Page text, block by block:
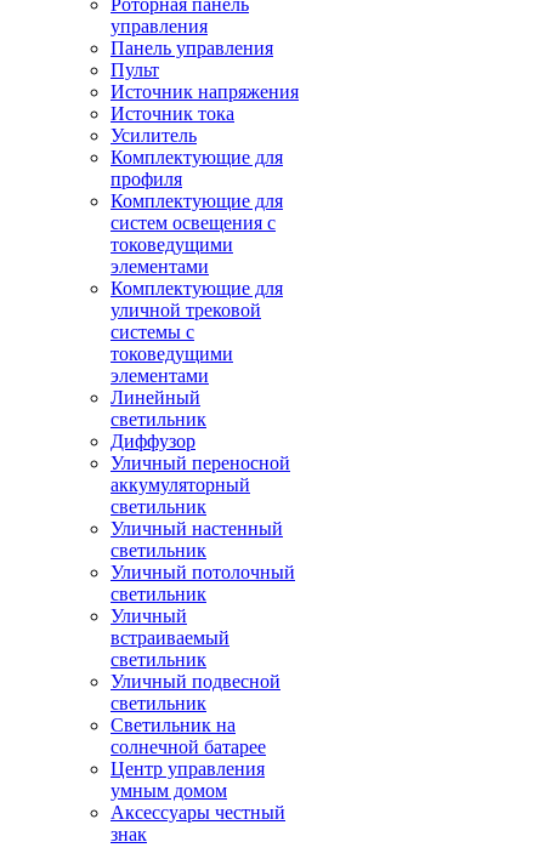
Роторная панель
управления
Панель управления
Пульт
Источник напряжения
Источник тока
Усилитель
Комплектующие для
профиля
Комплектующие для
систем освещения с
токоведущими
элементами
Комплектующие для
уличной трековой
системы с
токоведущими
элементами
Линейный
светильник
Диффузор
Уличный переносной
аккумуляторный
светильник
Уличный настенный
светильник
Уличный потолочный
светильник
Уличный
встраиваемый
светильник
Уличный подвесной
светильник
Светильник на
солнечной батарее
Центр управления
умным домом
Аксессуары честный
знак